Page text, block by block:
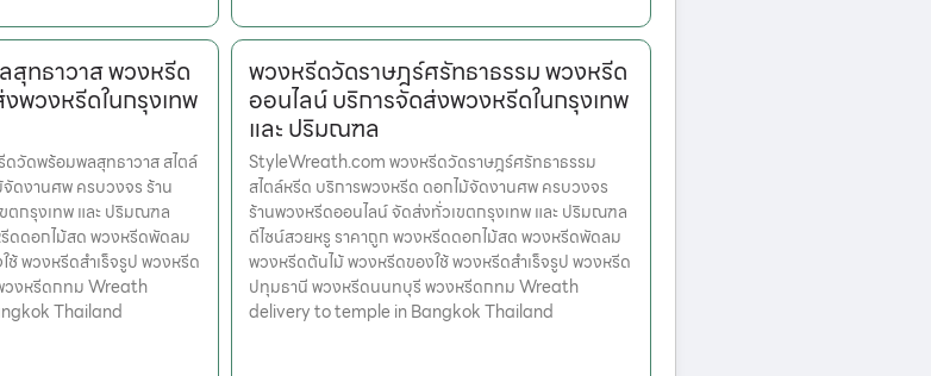
ทธาวาส พวงหรีด
พวงหรีดในกรุงเทพ
วัดพร้อมพลสุทธาวาส สไตล์
ดงานศพ ครบวงจร ร้าน
ตกรุงเทพ และ ปริมณฑล
ดดอกไม้สด พวงหรีดพัดลม
พวงหรีดสำเร็จรูป พวงหรีด
งหรีดกทม Wreath
Thailand
พวงหรีดวัดราษฎร์ศรัทธาธรรม พวงหรีด
ออนไลน์ บริการจัดส่งพวงหรีดในกรุงเทพ
และ ปริมณฑล
StyleWreath.com พวงหรีดวัดราษฎร์ศรัทธาธรรม
สไตล์หรีด บริการพวงหรีด ดอกไม้จัดงานศพ ครบวงจร
ร้านพวงหรีดออนไลน์ จัดส่งทั่วเขตกรุงเทพ และ ปริมณฑล
ดีไซน์สวยหรู ราคาถูก พวงหรีดดอกไม้สด พวงหรีดพัดลม
พวงหรีดต้นไม้ พวงหรีดของใช้ พวงหรีดสำเร็จรูป พวงหรีด
ปทุมธานี พวงหรีดนนทบุรี พวงหรีดกทม Wreath
delivery to temple in Bangkok Thailand